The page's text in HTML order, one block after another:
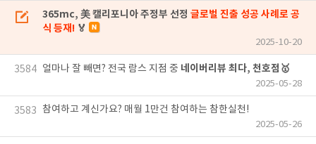
365mc, 美 캘리포니아 주정부 선정 글로벌 진출 성공 사례로 공
식 등재! 🏅
2025-10-20
3584 얼마나 잘 빼면? 전국 람스 지점 중 네이버리뷰 최다, 천호점🥇
2025-05-28
3583 참여하고 계신가요? 매월 1만건 참여하는 참한실천!
2025-05-26